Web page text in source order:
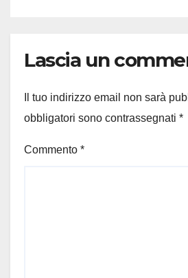
Lascia un
Il tuo indirizzo email non sarà
obbligatori sono contrassegnati *
Commento *